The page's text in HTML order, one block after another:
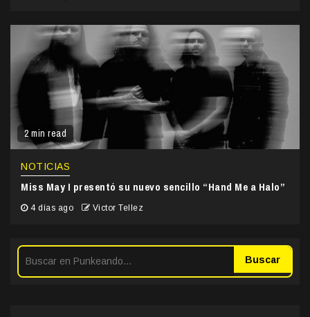
2 min read
NOTICIAS
Miss May I presentó su nuevo sencillo “Hand Me a Halo”
4 días ago Victor Tellez
Buscar